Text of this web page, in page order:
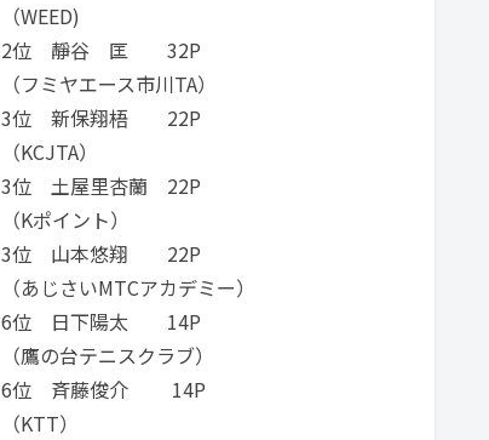
（WEED)
2位 靜谷 匡 32P
（フミヤエース市川TA）
3位 新保翔梧 22P
（KCJTA）
3位 土屋里杏蘭 22P
（Kポイント）
3位 山本悠翔 22P
（あじさいMTCアカデミー）
6位 日下陽太 14P
（鷹の台テニスクラブ）
6位 斉藤俊介 14P
（KTT）